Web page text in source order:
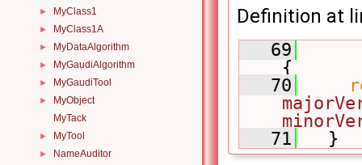
► MyClass1
► MyClass1A
► MyDataAlgorithm
► MyGaudiAlgorithm
► MyGaudiTool
►
MyObject
MyTack
► MyTool
►
NameAuditor
Definition at
   69
{
   70
   71
}